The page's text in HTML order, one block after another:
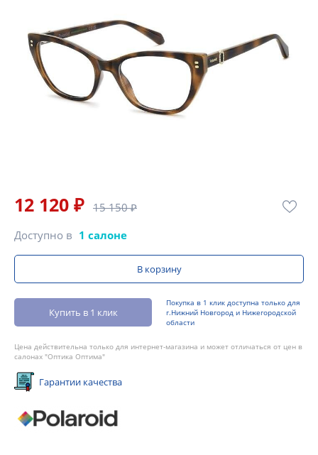
12 120 ₽ 15 150 ₽
Доступно в 1 салоне
В корзину
Купить в 1 клик
Покупка в 1 клик доступна только для
г.Нижний Новгород и Нижегородской
области
Цена действительна только для интернет-магазина и может отличаться от цен в
салонах "Оптика Оптима"
Гарантии качества